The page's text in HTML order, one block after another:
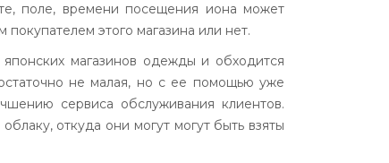
поле, времени посещения иона может
покупателем этого магазина или нет.
магазинов одежды и обходится
не малая, но с ее помощью уже
сервиса обслуживания клиентов.
откуда они могут могут быть взяты